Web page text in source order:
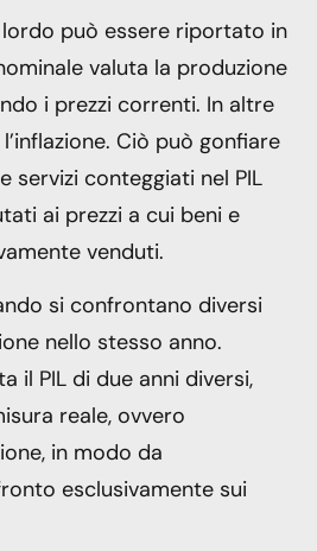
può essere riportato in
valuta la produzione
i prezzi correnti. In altre
Ciò può gonfiare
servizi conteggiati nel PIL
ai prezzi a cui beni e
venduti.
si confrontano diversi
nello stesso anno.
il PIL di due anni diversi,
reale, ovvero
in modo da
esclusivamente sui